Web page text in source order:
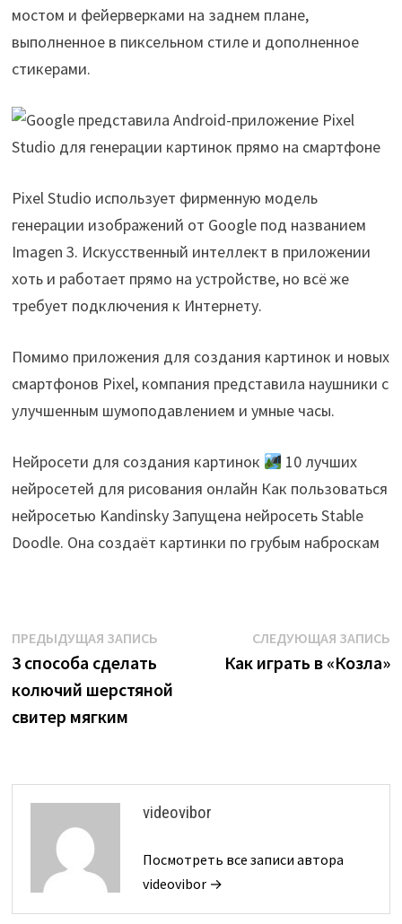
мостом и фейерверками на заднем плане,
выполненное в пиксельном стиле и дополненное
стикерами.
Pixel Studio использует фирменную модель
генерации изображений от Google под названием
Imagen 3. Искусственный интеллект в приложении
хоть и работает прямо на устройстве, но всё же
требует подключения к Интернету.
Помимо приложения для создания картинок и новых
смартфонов Pixel, компания представила наушники с
улучшенным шумоподавлением и умные часы.
Нейросети для создания картинок
10 лучших
нейросетей для рисования онлайн Как пользоваться
нейросетью Kandinsky Запущена нейросеть Stable
Doodle. Она создаёт картинки по грубым наброскам
Навигация
по
записям
ПРЕДЫДУЩАЯ ЗАПИСЬПредыдущая
3 способа сделать
колючий шерстяной
свитер мягким
СЛЕДУЮЩАЯ ЗАПИСЬ
Как играть в «Козла»
videovibor
Посмотреть все записи автора
videovibor →